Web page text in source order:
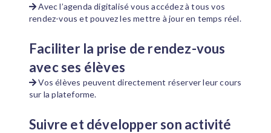
Avec l’agenda digitalisé vous accédez à tous vos
rendez-vous et pouvez les mettre à jour en temps réel.
Faciliter la prise de rendez-vous
avec ses élèves
Vos élèves peuvent directement réserver leur cours
sur la plateforme.
Suivre et développer son activité